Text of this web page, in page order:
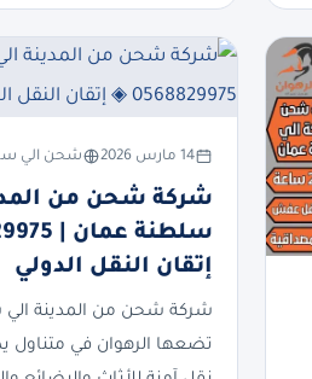
14 مارس 2026 شحن الي
شركة شحن من
إتقان النقل الدولي
شركة شحن من المدينة
تضعها الرهوان في متناول